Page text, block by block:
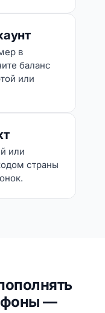
в
баланс
или
или
страны
—